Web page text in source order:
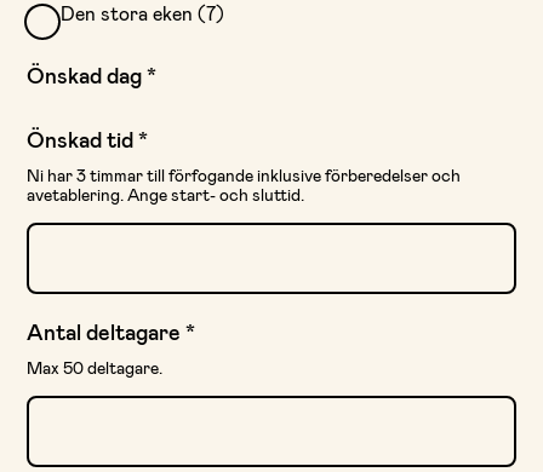
Den stora eken (7)
Önskad dag*
Önskad tid*
Ni har 3 timmar till förfogande inklusive förberedelser och
avetablering. Ange start- och sluttid.
Antal deltagare*
Max 50 deltagare.